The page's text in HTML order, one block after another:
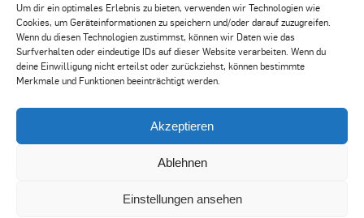
Um dir ein optimales Erlebnis zu bieten, verwenden wir Technologien wie
Cookies, um Geräteinformationen zu speichern und/oder darauf zuzugreifen.
Wenn du diesen Technologien zustimmst, können wir Daten wie das
Surfverhalten oder eindeutige IDs auf dieser Website verarbeiten. Wenn du
deine Einwilligung nicht erteilst oder zurückziehst, können bestimmte
Merkmale und Funktionen beeinträchtigt werden.
Akzeptieren
Ablehnen
Einstellungen ansehen
Christoph Ellers
Leitung Akademie für medizinische Fortbildung
E-Mail:akademie@aekwl.de
Rechtliches